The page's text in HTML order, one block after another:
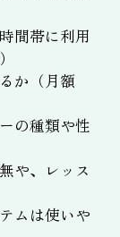
間帯に利用
か（月額
の種類や性
や、レッス
ムは使いや